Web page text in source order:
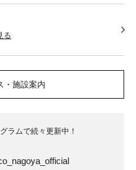
る
・施設案内
ラムで続々更新中！